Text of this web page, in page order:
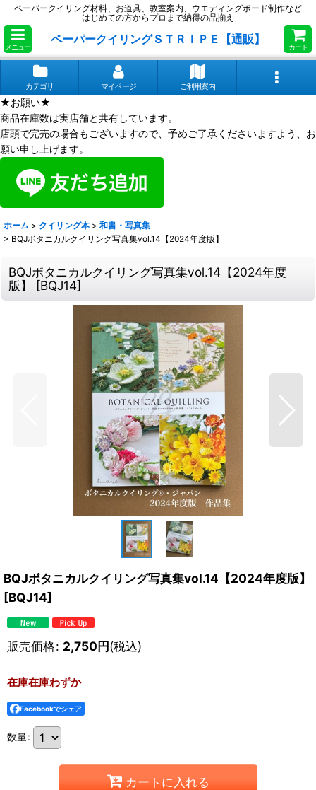
ペーパークイリング材料、お道具、教室案内、ウエディングボード制作など
はじめての方からプロまで納得の品揃え
メニュー
ペーパークイリングＳＴＲＩＰＥ【通販】
カート
カテゴリ マイページ ご利用案内
★お願い★
商品在庫数は実店舗と共有しています。
店頭で完売の場合もございますので、予めご了承くださいますよう、お
願い申し上げます。
ホーム > クイリング本 > 和書・写真集
> BQJボタニカルクイリング写真集vol.14【2024年度版】
BQJボタニカルクイリング写真集vol.14【2024年度
版】
[BQJ14]
BQJボタニカルクイリング写真集vol.14【2024年度版】
[BQJ14]
販売価格: 2,750円(税込)
在庫在庫わずか
Facebookでシェア
数量:
カートに入れる